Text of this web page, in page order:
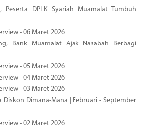
Peserta DPLK Syariah Muamalat Tumbuh
- 06 Maret 2026
Bank Muamalat Ajak Nasabah Berbagi
- 05 Maret 2026
- 04 Maret 2026
- 03 Maret 2026
Diskon Dimana-Mana | Februari - September
- 02 Maret 2026